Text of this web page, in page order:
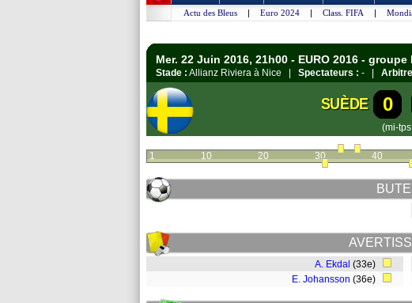
Actu des Bleus | Euro 2024 | Class. FIFA |
Mer. 22 Juin 2016, 21h00 - EURO 2016 - groupe
Stade : Allianz Riviera à Nice | Spectateurs : - |
SUÈDE 0
(mi-
1 10 20 30 40
A. Ekdal (33e)
E. Johansson (36e)